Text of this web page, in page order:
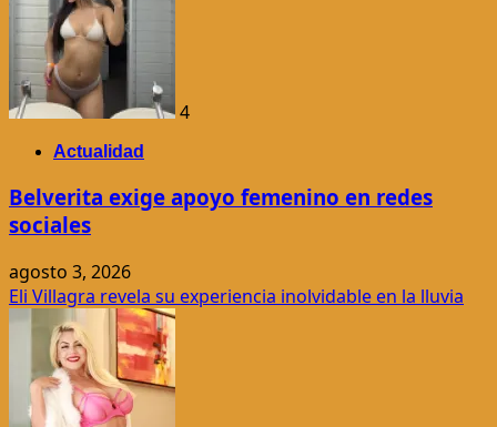
4
Actualidad
Belverita exige apoyo femenino en redes
sociales
agosto 3, 2026
Eli Villagra revela su experiencia inolvidable en la lluvia